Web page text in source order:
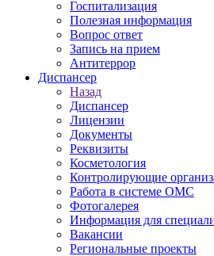
Госпитализация
Полезная информация
Вопрос ответ
Запись на прием
Антитеррор
Диспансер
Назад
Диспансер
Лицензии
Документы
Реквизиты
Косметология
Контролирующие
Работа в системе ОМС
Фотогалерея
Информация для
Вакансии
Региональные проекты